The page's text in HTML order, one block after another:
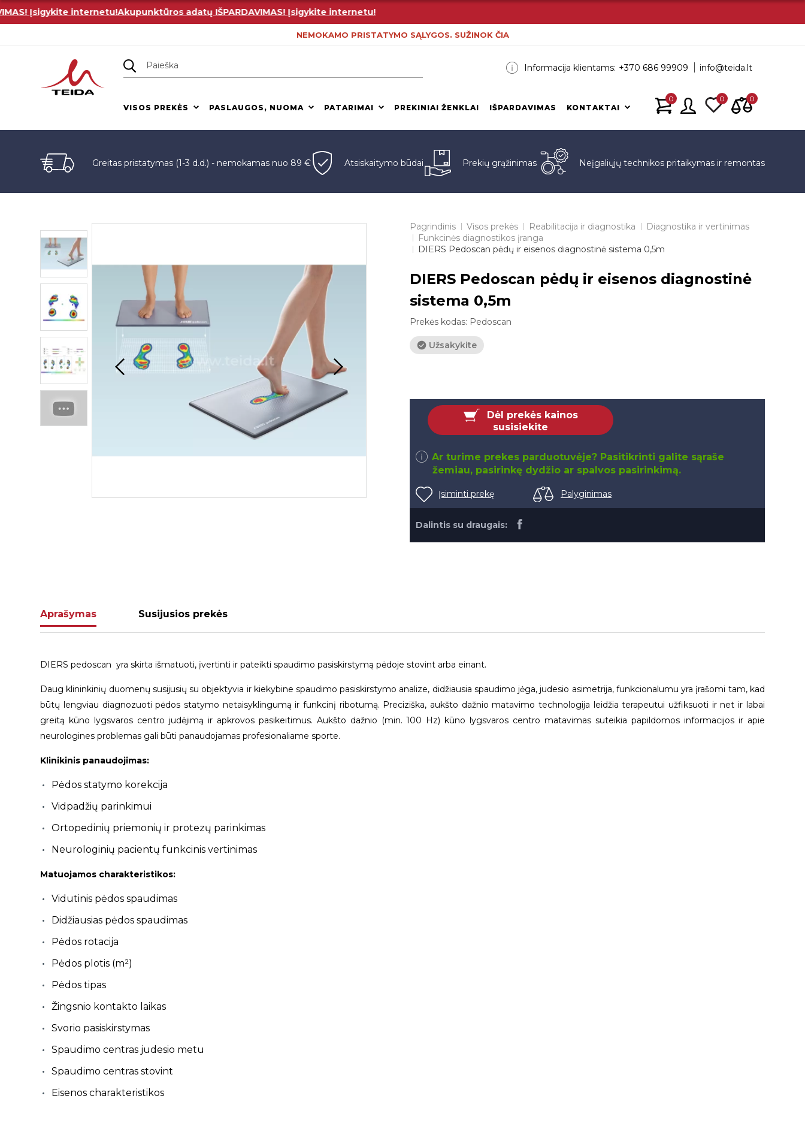
Įsigykite internetu!Akupunktūros adatų IŠPARDAVIMAS! Įsigykite internetu!
NEMOKAMO PRISTATYMO SĄLYGOS. SUŽINOK ČIA
Informacija klientams: +370 686 99909 info@teida.lt
VISOS PREKĖS PASLAUGOS, NUOMA PATARIMAI PREKINIAI ŽENKLAI IŠPARDAVIMAS KONTAKTAI
0 0 0
Greitas pristatymas (1-3 d.d.) - nemokamas nuo 89 € Atsiskaitymo būdai Prekių grąžinimas Neįgaliųjų technikos pritaikymas ir remontas
Pagrindinis Visos prekės Reabilitacija ir diagnostika
Diagnostika ir vertinimas
Funkcinės diagnostikos įranga
DIERS Pedoscan pėdų ir eisenos diagnostinė sistema 0,5m
DIERS Pedoscan pėdų ir eisenos diagnostinė
sistema 0,5m
Prekės kodas: Pedoscan
Užsakykite
Dėl prekės kainos
susisiekite
Ar turime prekes parduotuvėje? Pasitikrinti galite sąraše
žemiau, pasirinkę dydžio ar spalvos pasirinkimą.
Įsiminti prekę Palyginimas
Dalintis su draugais:
Aprašymas Susijusios prekės
DIERS pedoscan yra skirta išmatuoti, įvertinti ir pateikti spaudimo pasiskirstymą pėdoje stovint arba einant.
Daug klininkinių duomenų susijusių su objektyvia ir kiekybine spaudimo pasiskirstymo analize, didžiausia spaudimo jėga, judesio asimetrija, funkcionalumu yra įrašomi tam, kad
būtų lengviau diagnozuoti pėdos statymo netaisyklingumą ir funkcinį ribotumą. Preciziška, aukšto dažnio matavimo technologija leidžia terapeutui užfiksuoti ir net ir labai
greitą kūno lygsvaros centro judėjimą ir apkrovos pasikeitimus. Aukšto dažnio (min. 100 Hz) kūno lygsvaros centro matavimas suteikia papildomos informacijos ir apie
neurologines problemas gali būti panaudojamas profesionaliame sporte.
Klinikinis panaudojimas:
Pėdos statymo korekcija
Vidpadžių parinkimui
Ortopedinių priemonių ir protezų parinkimas
Neurologinių pacientų funkcinis vertinimas
Matuojamos charakteristikos:
Vidutinis pėdos spaudimas
Didžiausias pėdos spaudimas
Pėdos rotacija
Pėdos plotis (m²)
Pėdos tipas
Žingsnio kontakto laikas
Svorio pasiskirstymas
Spaudimo centras judesio metu
Spaudimo centras stovint
Eisenos charakteristikos